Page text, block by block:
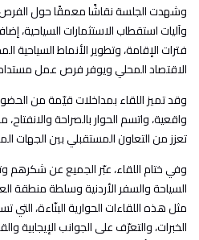
وشهدت الجلسة نقاشًا معمقًا حول الفرص
وآليات استقطاب الاستثمارات السياحية،
فترات الإقامة، وتطوير الأنماط السياحية
الاقتصاد المحلي ويوفر فرص عمل
وقد تميز اللقاء بمداخلات قيّمة من
واقعية، واتسم الحوار بالصراحة
تعزز من التعاون المستقبلي بين الجهات
وفي ختام اللقاء، عبّر الجميع عن
السياحة والسفر الأردنية وسلطة منطقة
مثل هذه اللقاءات الحوارية البنّاءة،
الخبرات، والتعرّف على الجوانب الإيجابية